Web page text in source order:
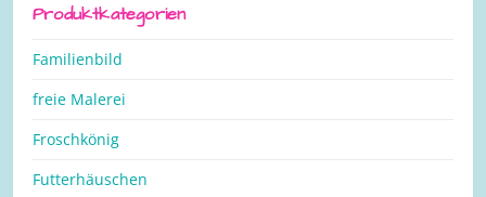
Produktkategorien
Familienbild
freie Malerei
Froschkönig
Futterhäuschen